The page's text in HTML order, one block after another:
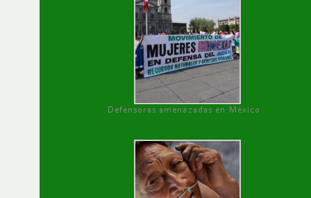
Defensoras amenazadas en México